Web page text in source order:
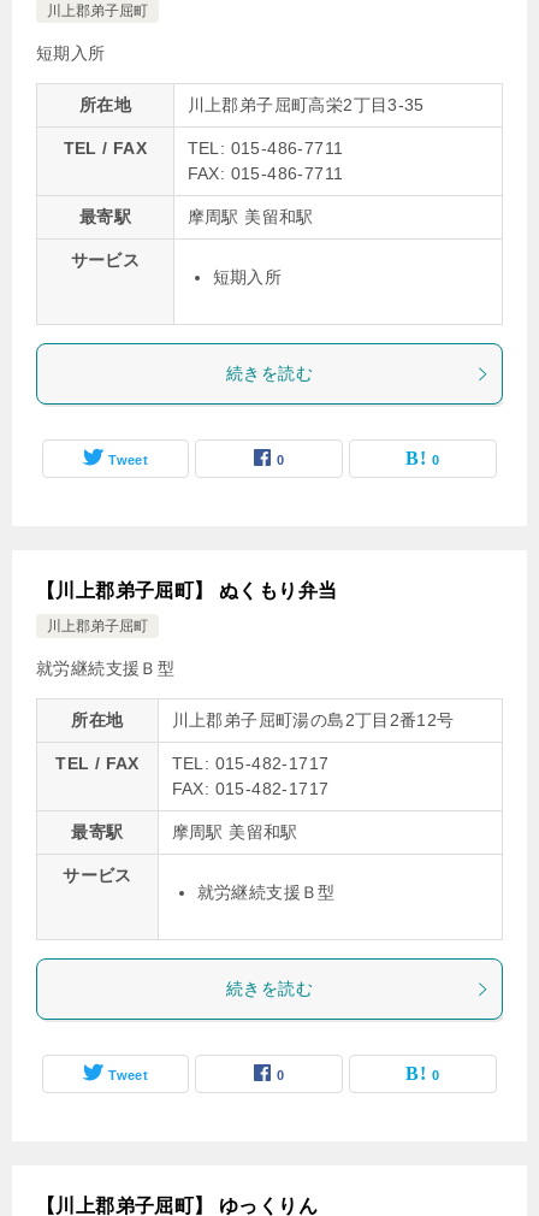
川上郡弟子屈町
短期入所
所在地 川上郡弟子屈町高栄2丁目3-35
TEL / FAX
TEL: 015-486-7711
FAX: 015-486-7711
最寄駅 摩周駅 美留和駅
サービス
短期入所
続きを読む
Tweet 0 0
【川上郡弟子屈町】 ぬくもり弁当
川上郡弟子屈町
就労継続支援Ｂ型
所在地 川上郡弟子屈町湯の島2丁目2番12号
TEL / FAX
TEL: 015-482-1717
FAX: 015-482-1717
最寄駅 摩周駅 美留和駅
サービス
就労継続支援Ｂ型
続きを読む
Tweet 0 0
【川上郡弟子屈町】 ゆっくりん